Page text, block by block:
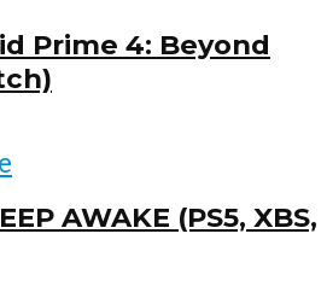
Prime 4: Beyond
AWAKE (PS5, XBS,